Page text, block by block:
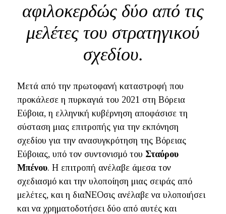
αφιλοκερδώς δύο από τις
μελέτες του στρατηγικού
σχεδίου.
Μετά από την πρωτοφανή καταστροφή που
προκάλεσε η πυρκαγιά του 2021 στη Βόρεια
Εύβοια, η ελληνική κυβέρνηση αποφάσισε τη
σύσταση μιας επιτροπής για την εκπόνηση
σχεδίου για την ανασυγκρότηση της Βόρειας
Εύβοιας, υπό τον συντονισμό του Σταύρου
Μπένου. Η επιτροπή ανέλαβε άμεσα τον
σχεδιασμό και την υλοποίηση μιας σειράς από
μελέτες, και η διαΝΕΟσις ανέλαβε να υλοποιήσει
και να χρηματοδοτήσει δύο από αυτές και